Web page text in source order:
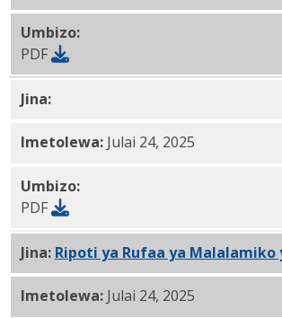
Umbizo:
PDF
Jina:CPOC Julai 24, 2025 Ripoti PDF
Imetolewa: Julai 24, 2025
Umbizo:
PDF
Jina: Ripoti ya Rufaa ya Malalamiko
Imetolewa: Julai 24, 2025